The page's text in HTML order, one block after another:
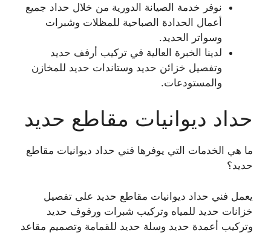
نوفر خدمة الصيانة الدورية من خلال حداد جميع
أعمال الحدادة الصباحية للمظلات وشبرات
وسواتر الحديد.
لدينا الخبرة العالية في تركيب أرفف حديد
وتفصيل خزائن حديد وستاندات حديد للمخازن
والمستودعات.
حداد ديوانيات مقاطع حديد
ما هي الخدمات التي يوفرها فني حداد ديوانيات مقاطع
حديد؟
يعمل فني حداد ديوانيات مقاطع حديد على تفصيل
خزانات حديد للمياه وتركيب شبرات ورفوف حديد
وتركيب أعمدة حديد وسلة حديد للقمامة وتصميم مقاعد